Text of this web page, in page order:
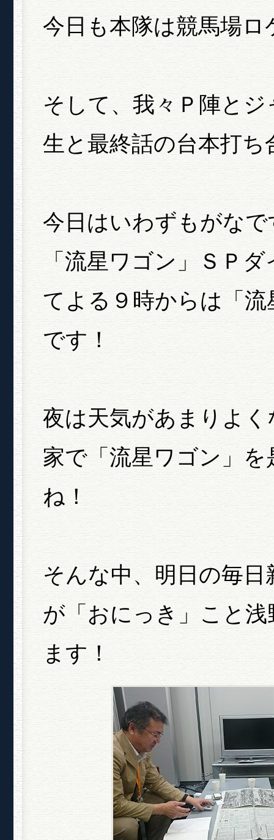
今日も本隊は競馬場ロ
そして、我々Ｐ陣と
生と最終話の台本打
今日はいわずもがな
「流星ワゴン」ＳＰ
てよる９時からは「
です！
夜は天気があまりよ
家で「流星ワゴン」
ね！
そんな中、明日の毎
が「おにっき」こと
ます！